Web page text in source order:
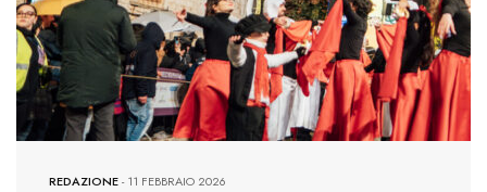
REDAZIONE-11 FEBBRAIO 2026